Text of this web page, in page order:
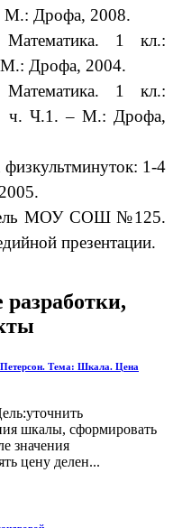
М.: Дрофа, 2008.
1 кл.:
М.: Дрофа, 2004.
1 кл.:
ч. Ч.1. – М.: Дрофа,
1-4
МОУ СОШ №125.
презентации.
Тема: Шкала. Цена
шкалы, сформировать
значения
цену делен...